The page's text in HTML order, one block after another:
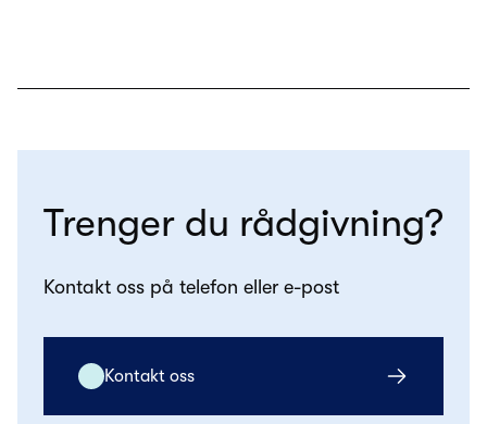
Trenger du rådgivning?
Kontakt oss på telefon eller e-post
Kontakt oss